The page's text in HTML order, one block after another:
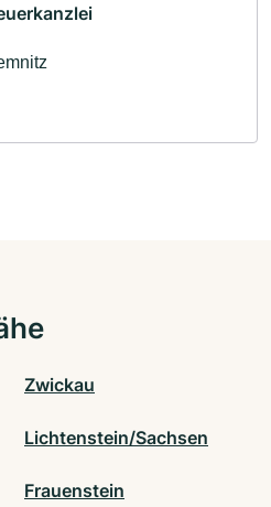
Zwickau
Lichtenstein/Sachsen
Frauenstein